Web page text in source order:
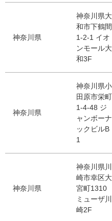
神奈川県
神奈川県大
和市下鶴間
1-2-1 イオ
ンモール大
和3F
神奈川県
神奈川県小
田原市栄町
1-4-48 ジ
ャンボーナ
ックビルB
1
神奈川県
神奈川県川
崎市幸区大
宮町1310
ミューザ川
崎2F